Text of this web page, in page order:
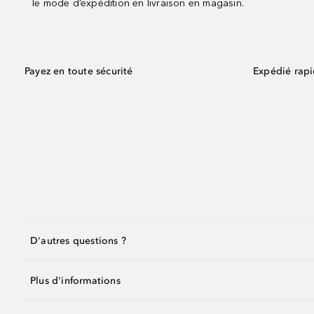
le mode d’expédition en livraison en magasin.
Payez en toute sécurité Expédié
D'autres questions ?
Plus d'informations